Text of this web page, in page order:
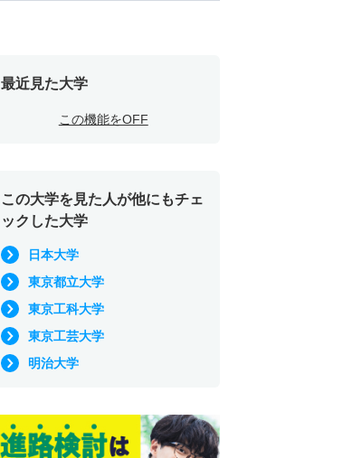
最近見た大学
この機能をOFF
この大学を見た人が他にもチェ
ックした大学
日本大学
東京都立大学
東京工科大学
東京工芸大学
明治大学